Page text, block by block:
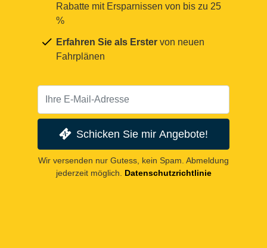
Rabatte mit Ersparnissen von bis zu 25
%
Erfahren Sie als Erster von neuen
Fahrplänen
Schicken Sie mir Angebote!
Wir versenden nur Gutess, kein Spam. Abmeldung
jederzeit möglich.
Datenschutzrichtlinie